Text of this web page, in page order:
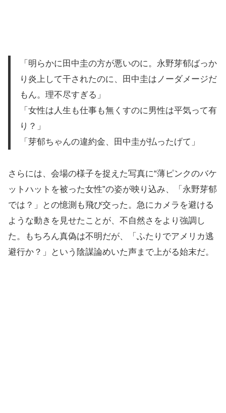
「明らかに田中圭の方が悪いのに。永野芽郁ばっか
り炎上して干されたのに、田中圭はノーダメージだ
もん。理不尽すぎる」
「女性は人生も仕事も無くすのに男性は平気って有
り？」
「芽郁ちゃんの違約金、田中圭が払ったげて」
さらには、会場の様子を捉えた写真に“薄ピンクのバケ
ットハットを被った女性”の姿が映り込み、「永野芽郁
では？」との憶測も飛び交った。急にカメラを避ける
ような動きを見せたことが、不自然さをより強調し
た。もちろん真偽は不明だが、「ふたりでアメリカ逃
避行か？」という陰謀論めいた声まで上がる始末だ。